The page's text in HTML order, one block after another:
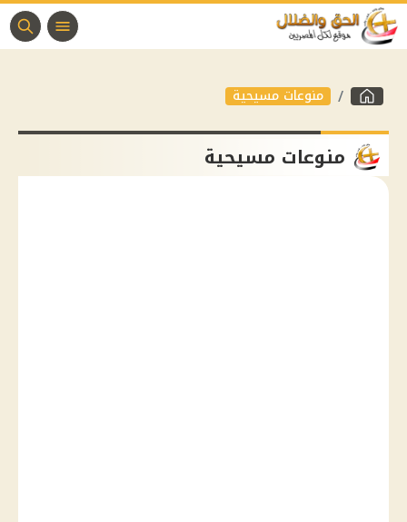
منوعات مسيحية
منوعات مسيحية